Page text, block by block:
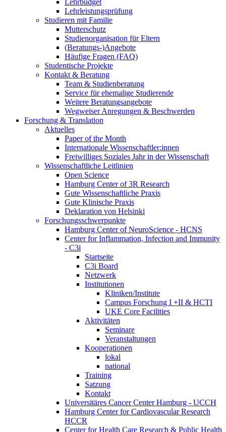
Lehrbudget
Lehrleistungsprüfung
Studieren mit Familie
Mutterschutz
Studienorganisation für Eltern
(Beratungs-)Angebote
Häufige Fragen (FAQ)
Studentische Projekte
Kontakt & Beratung
Team & Studienberatung
Service für ehemalige Studierende
Weitere Beratungsangebote
Wegweiser Anregungen & Beschwerden
Forschung & Translation
Aktuelles
Paper of the Month
Internationale Wissenschaftler:innen
Freiwilliges Soziales Jahr in der Wissenschaft
Wissenschaftliche Leitlinien
Open Science
Hamburg Center of 3R Research
Gute Wissenschaftliche Praxis
Gute Klinische Praxis
Deklaration von Helsinki
Forschungsschwerpunkte
Hamburg Center of NeuroScience - HCNS
Center for Inflammation, Infection and Immunity
- C3i
Startseite
C3i Board
Netzwerk
Institutionen
Kliniken/Institute
Campus Forschung I +II & HCTI
UKE Core Facilities
Aktivitäten
Seminare
Veranstaltungen
Kooperationen
lokal
national
Training
Satzung
Kontakt
Universitäres Cancer Center Hamburg - UCCH
Hamburg Center for Cardiovascular Research
HCCR
Center for Health Care Research & Public Health